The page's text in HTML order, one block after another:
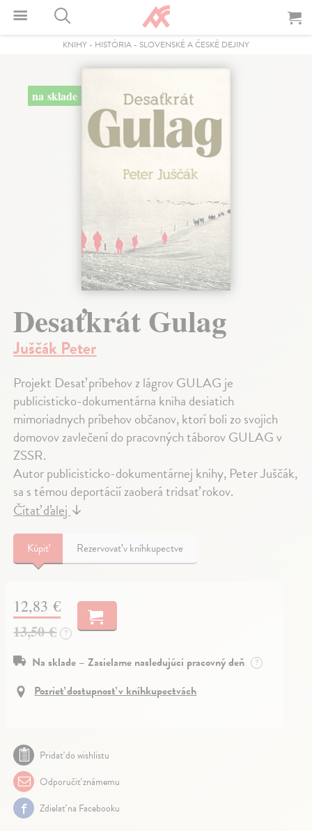
KNIHY - HISTÓRIA - SLOVENSKÉ A ČESKÉ DEJINY
na sklade
Desaťkrát Gulag
Juščák Peter
Projekt Desať príbehov z lágrov GULAG je
publicisticko-dokumentárna kniha desiatich
mimoriadnych príbehov občanov, ktorí boli zo svojich
domovov zavlečení do pracovných táborov GULAG v
ZSSR.
Autor publicisticko-dokumentárnej knihy, Peter Juščák,
sa s témou deportácií zaoberá tridsať rokov.
Čítať ďalej ↓
Kúpiť Rezervovať v kníhkupectve
12,83 €
13,50 € ?
Na sklade – Zasielame nasledujúci pracovný deň ?
Pozrieť dostupnosť v kníhkupectvách
Pridať do wishlistu
Odporučiť známemu
Zdielať na Facebooku